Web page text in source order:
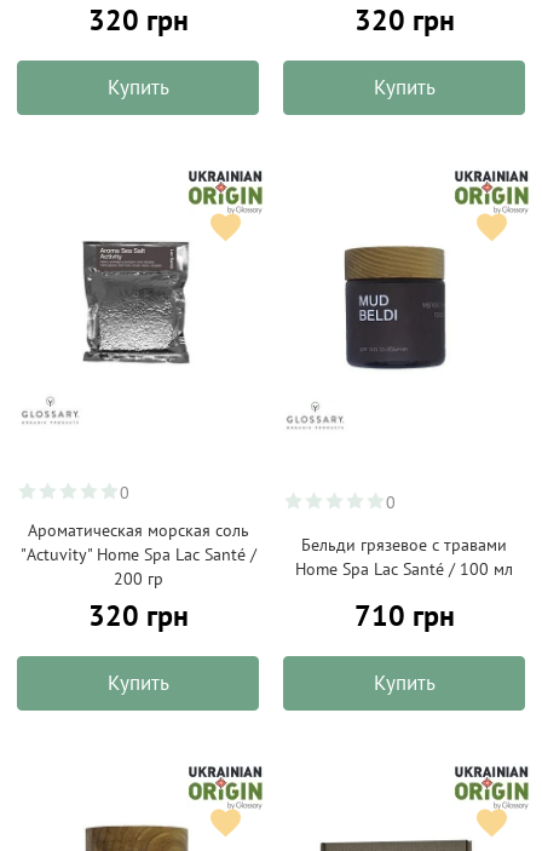
320 грн
Купить
320 грн
Купить
0
Ароматическая морская соль
"Actuvity" Home Spa Lac Santé /
200 гр
320 грн
Купить
0
Бельди грязевое с травами
Home Spa Lac Santé / 100 мл
710 грн
Купить